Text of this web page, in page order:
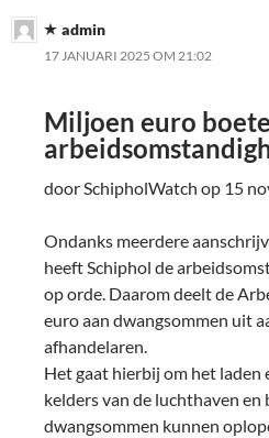
admin
17 JANUARI 2025 OM 21:02
Miljoen euro
door SchipholWatch op 15
Ondanks meerdere
heeft Schiphol de
op orde. Daarom deelt de
euro aan dwangsommen uit
afhandelaren.
Het gaat hierbij om het laden
kelders van de luchthaven en
dwangsommen kunnen